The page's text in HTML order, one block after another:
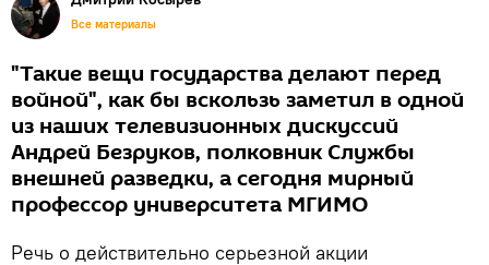
Все материалы
"Такие вещи государства делают перед
войной", как бы вскользь заметил в одной
из наших телевизионных дискуссий
Андрей Безруков, полковник Службы
внешней разведки, а сегодня мирный
профессор университета МГИМО
Речь о действительно серьезной акции